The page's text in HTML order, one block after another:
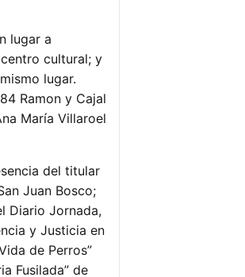
lugar a
cultural; y
lugar.
Ramon y Cajal
María Villaroel
del titular
Juan Bosco;
Diario Jornada,
y Justicia en
de Perros”
Fusilada” de